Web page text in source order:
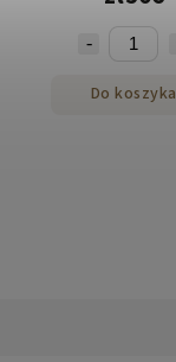
Do koszyka